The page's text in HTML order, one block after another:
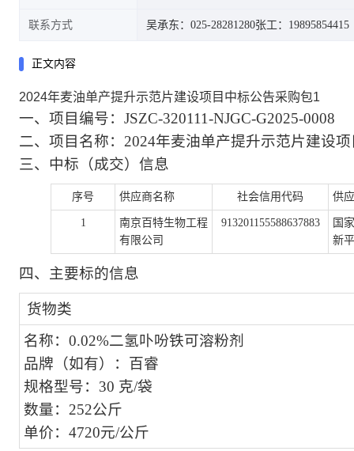
联系方式 吴承东：025-28281280张工：19895854415
正文内容
2024年麦油单产提升示范片建设项目中标公告采购包1
一、 项目编号： JSZC-320111-NJGC-G2025-0008
二、 项目名称： 2024年麦油单产提升示范片建设项
三、中标（成交）信息
序号 供应商名称 社会信用代码 供
1
南京百特生物工程
有限公司
913201155588637883
国
新
四、主要标的信息
货物类
名称：0.02%二氢卟吩铁可溶粉剂
品牌（如有）：百睿
规格型号：30 克/袋
数量：252公斤
单价：4720元/公斤